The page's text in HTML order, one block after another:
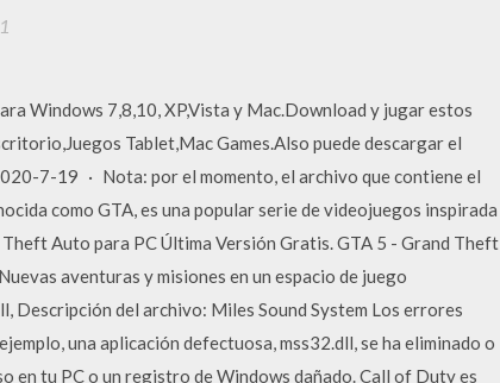
Windows 7,8,10, XP,Vista y Mac.Download y jugar estos
Tablet,Mac Games.Also puede descargar el
7-19 · Nota: por el momento, el archivo que contiene el
como GTA, es una popular serie de videojuegos inspirada
Auto para PC Última Versión Gratis. GTA 5 - Grand Theft
aventuras y misiones en un espacio de juego
Descripción del archivo: Miles Sound System Los errores
una aplicación defectuosa, mss32.dll, se ha eliminado o
en tu PC o un registro de Windows dañado. Call of Duty es